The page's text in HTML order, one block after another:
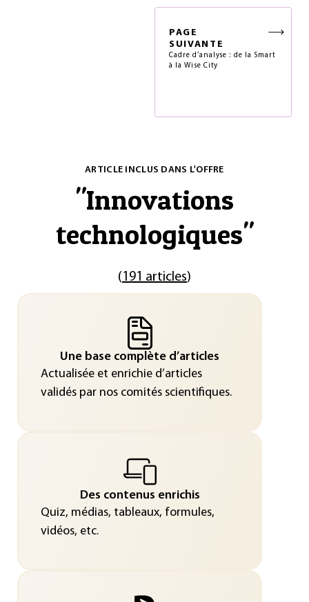
PAGE
SUIVANTE
Cadre d’analyse : de la Smart
à la Wise City
ARTICLE INCLUS DANS L'OFFRE
"Innovations
technologiques"
(191 articles)
Une base complète d’articles
Actualisée et enrichie d’articles
validés par nos comités scientifiques.
Des contenus enrichis
Quiz, médias, tableaux, formules,
vidéos, etc.